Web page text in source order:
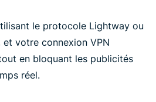
le protocole Lightway ou
et votre connexion VPN
en bloquant les publicités
réel.